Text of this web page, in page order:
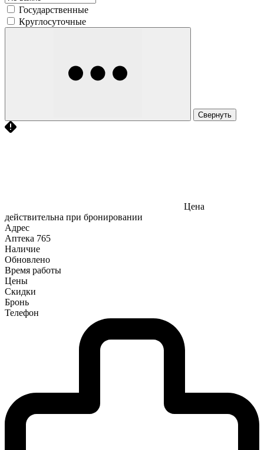
Государственные
Круглосуточные
Свернуть
Цена
действительна при бронировании
Адрес
Аптека 765
Наличие
Обновлено
Время работы
Цены
Скидки
Бронь
Телефон